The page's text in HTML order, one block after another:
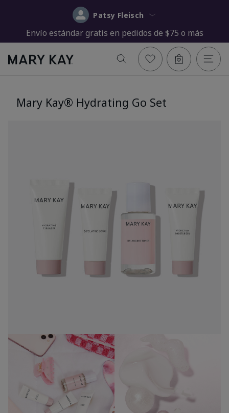
Patsy Fleisch
Envío estándar gratis en pedidos de $75 o más
Mary Kay® Hydrating Go Set